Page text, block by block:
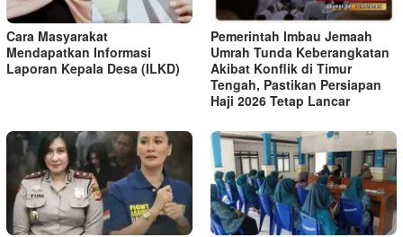
Cara Masyarakat
Mendapatkan Informasi
Laporan Kepala Desa (ILKD)
Pemerintah Imbau Jemaah
Umrah Tunda Keberangkatan
Akibat Konflik di Timur
Tengah, Pastikan Persiapan
Haji 2026 Tetap Lancar